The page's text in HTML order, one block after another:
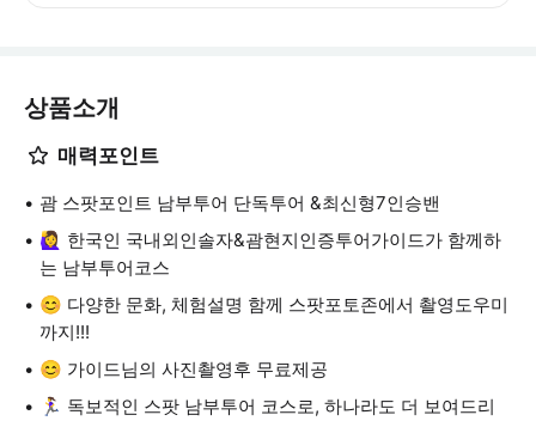
상품소개
매력포인트
괌 스팟포인트 남부투어 단독투어 &최신형7인승밴
🙋‍♀️ 한국인 국내외인솔자&괌현지인증투어가이드가 함께하
는 남부투어코스
😊 다양한 문화, 체험설명 함께 스팟포토존에서 촬영도우미
까지!!!
😊 가이드님의 사진촬영후 무료제공
🏃‍♀️ 독보적인 스팟 남부투어 코스로, 하나라도 더 보여드리